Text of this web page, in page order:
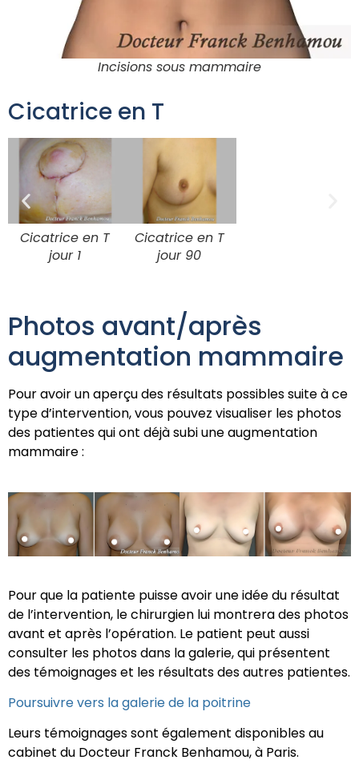
Incisions sous mammaire
Cicatrice en T
Cicatrice en T
jour 1
Cicatrice en T
jour 90
Photos avant/après
augmentation mammaire
Pour avoir un aperçu des résultats possibles suite à ce
type d’intervention, vous pouvez visualiser les photos
des patientes qui ont déjà subi une augmentation
mammaire :
Pour que la patiente puisse avoir une idée du résultat
de l’intervention, le chirurgien lui montrera des photos
avant et après l’opération. Le patient peut aussi
consulter les photos dans la galerie, qui présentent
des témoignages et les résultats des autres patientes.
Poursuivre vers la galerie de la poitrine
Leurs témoignages sont également disponibles au
cabinet du Docteur Franck Benhamou, à Paris.